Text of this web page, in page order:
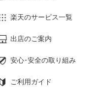
楽天のサービス一覧
出店のご案内
安心･安全の取り組み
ご利用ガイド